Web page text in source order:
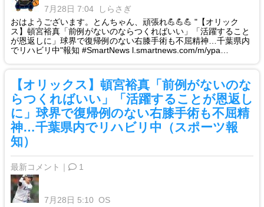
7月28日 7:04
しらさぎ
おはようございます。とんちゃん、頑張れ💪💪💪 "【オリック
ス】頓宮裕真「前例がないのならつくればいい」「活躍すること
が恩返しに」球界で復帰例のない右膝手術も不屈精神…千葉県内
でリハビリ中"報知 #SmartNews l.smartnews.com/m/ypa…
【オリックス】頓宮裕真「前例がないのな
らつくればいい」「活躍することが恩返し
に」球界で復帰例のない右膝手術も不屈精
神…千葉県内でリハビリ中（スポーツ報
知）
最新コメント｜ 1
7月28日 5:10 OS